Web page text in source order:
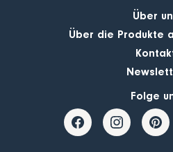
Über
Über die Produkte
Folge